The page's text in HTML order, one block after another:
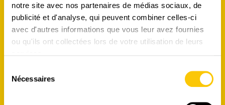
notre site avec nos partenaires de médias sociaux, de
publicité et d'analyse, qui peuvent combiner celles-ci
avec d'autres informations que vous leur avez fournies
ou qu'ils ont collectées lors de votre utilisation de leurs
Nécessaires
Inscrivez-vous à notre newsletter pour recevoir nos offres
exceptionnelles et pour participer à nos concours !
CHF 10.- OFFERTS à l'inscription !